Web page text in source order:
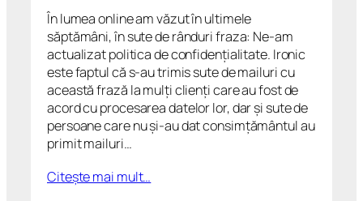
În lumea online am văzut în ultimele
săptămâni, în sute de rânduri fraza: Ne-am
actualizat politica de confidențialitate. Ironic
este faptul că s-au trimis sute de mailuri cu
această frază la mulți clienți care au fost de
acord cu procesarea datelor lor, dar și sute de
persoane care nu și-au dat consimțământul au
primit mailuri…
Citeşte mai mult…